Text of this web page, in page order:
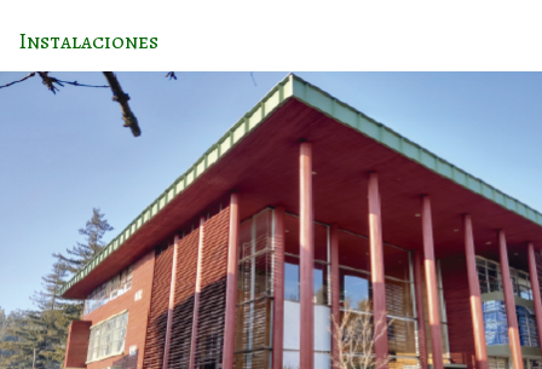
Instalaciones